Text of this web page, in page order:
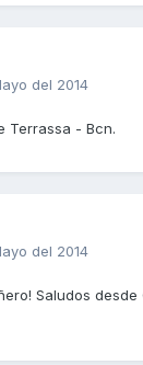
del 2014
Terrassa - Bcn.
del 2014
Saludos desde